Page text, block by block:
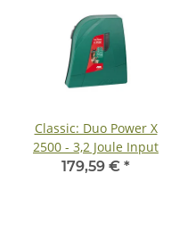
Classic: Duo Power X
2500 - 3,2 Joule Input
179,59 € *